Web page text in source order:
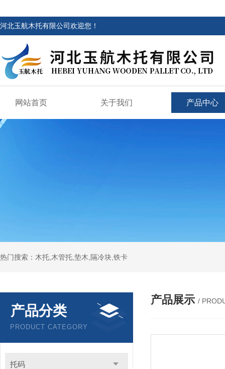
河北玉航木托有限公司欢迎您！
网站首页 关于我们 产品中心
热门搜索：木托,木管托,垫木,隔冷块,铁卡
产品分类
PRODUCT CATEGORY
托码
产品展示 /